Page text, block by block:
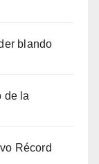
blando
de la
Récord